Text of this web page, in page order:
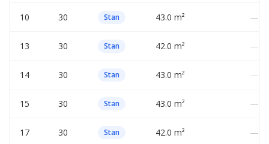
10 30 Stan 43.0 m² —
13 30 Stan 42.0 m² —
14 30 Stan 43.0 m² —
15 30 Stan 43.0 m² —
17 30 Stan 42.0 m² —